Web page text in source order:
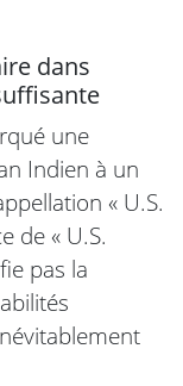
dans
une
Indien à un
« U.S.
de « U.S.
pas la